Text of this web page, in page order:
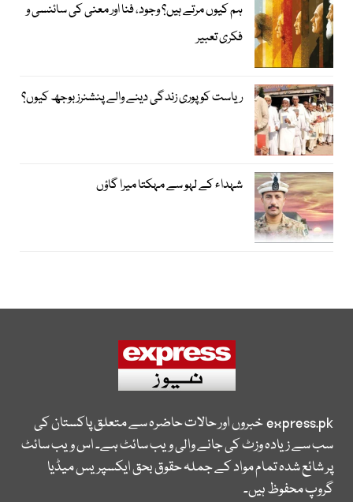
ہم کیوں مرتے ہیں؟ وجود، فنا اور معنی کی سائنسی و
فکری تعبیر
ریاست کو پوری زندگی دینے والے پنشنرز بوجھ کیوں؟
شہداء کے لہو سے مہکتا میرا گاؤں
express.pkخبروں اور حالات حاضرہ سے متعلق پاکستان کی
سب سے زیادہ وزٹ کی جانے والی ویب سائٹ ہے۔ اس ویب سائٹ
پر شائع شدہ تمام مواد کے جملہ حقوق بحق ایکسپریس میڈیا
گروپ محفوظ ہیں۔